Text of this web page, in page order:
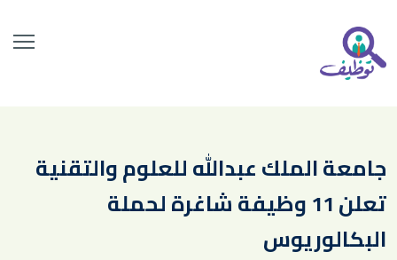
جامعة الملك عبدالله للعلوم والتقنية
تعلن 11 وظيفة شاغرة لحملة
البكالوريوس